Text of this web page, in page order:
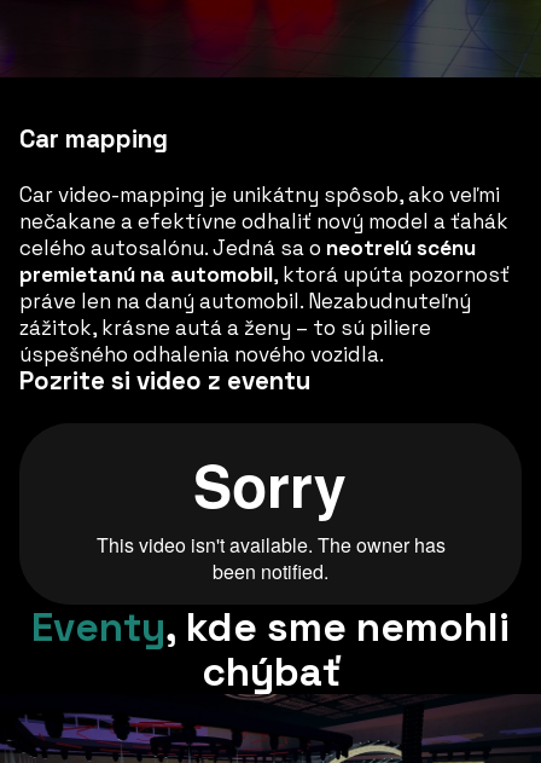
Car mapping
Car video-mapping je unikátny spôsob, ako veľmi
nečakane a efektívne odhaliť nový model a ťahák
celého autosalónu. Jedná sa o neotrelú scénu
premietanú na automobil, ktorá upúta pozornosť
práve len na daný automobil. Nezabudnuteľný
zážitok, krásne autá a ženy – to sú piliere
úspešného odhalenia nového vozidla.
Pozrite si video z eventu
Eventy, kde sme nemohli
chýbať